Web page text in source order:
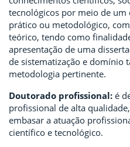
tecnológicos por meio de
prático ou metodológico,
teórico, tendo como
apresentação de uma
de sistematização e domínio
metodologia pertinente.
Doutorado profissional: é
profissional de alta
embasar a atuação
científico e tecnológico.